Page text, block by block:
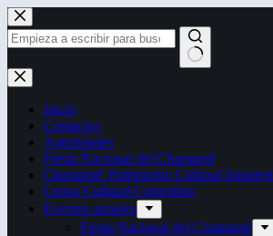
Saltar
al
contenido
Sin
resultados
Inicio
Contactos
Autoridades
Fiesta Nacional del Chamamé
Chamamé: Patrimonio Cultural
Censo Cultural Correntino
Eventos anuales
Fiesta Nacional del Chamamé